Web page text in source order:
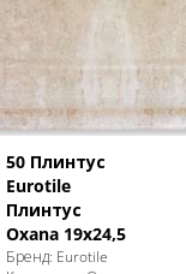
50 Плинтус
Eurotile
Плинтус
Oxana 19x24,5
Бренд: Eurotile